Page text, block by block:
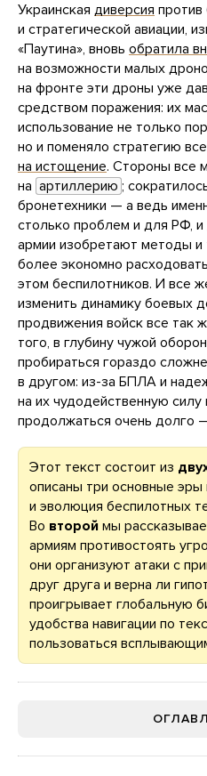
Украинская диверсия против
и стратегической авиации,
«Паутина», вновь обратила
на возможности малых
на фронте эти дроны уже
средством поражения: их
использование не только
но и поменяло стратегию
на истощение. Стороны все
на артиллерию ;
бронетехники — а ведь
столько проблем и для РФ,
армии изобретают методы и
более экономно
этом беспилотников. И все
изменить динамику боевых
продвижения войск все так
того, в глубину чужой
пробираться гораздо
в другом: из-за БПЛА и
на их чудодейственную
продолжаться очень долго
Этот текст состоит из
описаны три основные
и эволюция беспилотных
Во второй мы
армиям противостоять
они организуют атаки с
друг друга и верна ли
проигрывает глобальную
удобства навигации по
пользоваться